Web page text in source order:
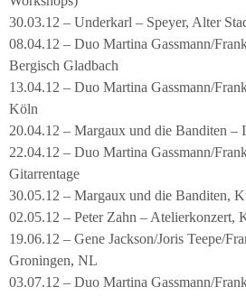
30.03.12 – Underkarl – Speyer, Alter
08.04.12 – Duo Martina Gassmann/
Bergisch Gladbach
13.04.12 – Duo Martina Gassmann/
Köln
20.04.12 – Margaux und die Banditen –
22.04.12 – Duo Martina Gassmann/
Gitarrentage
30.05.12 – Margaux und die Banditen,
02.05.12 – Peter Zahn – Atelierkonzert,
19.06.12 – Gene Jackson/Joris Teepe/
Groningen, NL
03.07.12 – Duo Martina Gassmann/